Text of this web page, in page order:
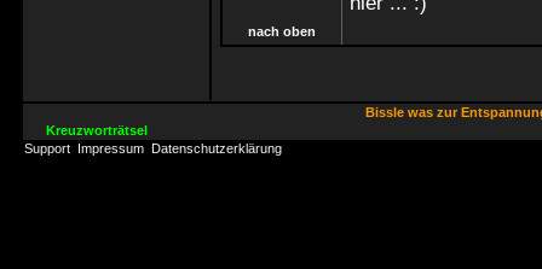
nach oben
Bissle was zur
Kreuzworträtsel
Support Impressum Datenschutzerklärung